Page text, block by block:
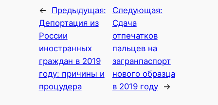
←
Предыдущая:
Депортация из
России
иностранных
граждан в 2019
году: причины и
процудера
Следующая:
Сдача
отпечатков
пальцев на
загранпаспорт
нового образца
в 2019 году
→